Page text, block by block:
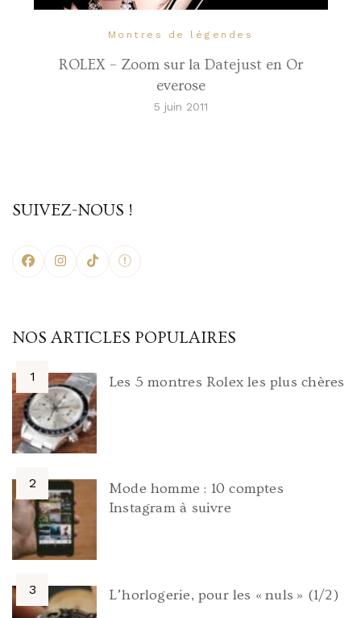
Montres de légendes
ROLEX – Zoom sur la Datejust en Or
everose
5 juin 2011
SUIVEZ-NOUS !
NOS ARTICLES POPULAIRES
Les 5 montres Rolex les plus chères
Mode homme : 10 comptes
Instagram à suivre
L’horlogerie, pour les « nuls » (1/2)